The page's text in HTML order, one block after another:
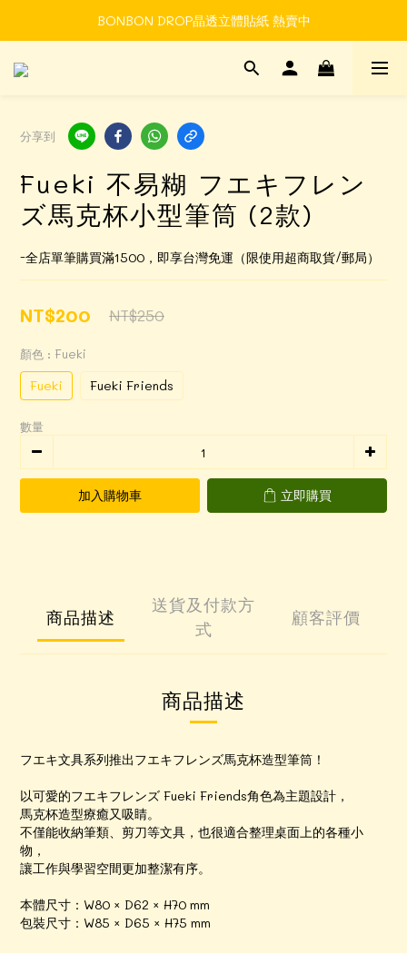
Time to enjoy STATIONERY!
BONBON DROP晶透立體貼紙 熱賣中
分享到
Fueki 不易糊 フエキフレン
ズ馬克杯小型筆筒 (2款)
-全店單筆購買滿1500，即享台灣免運（限使用超商取貨/郵局）
NT$200 NT$250
顏色 : Fueki
Fueki Fueki Friends
數量
加入購物車 立即購買
商品描述
送貨及付款方
式
顧客評價
商品描述
フエキ文具系列推出フエキフレンズ馬克杯造型筆筒！
以可愛的フエキフレンズ Fueki Friends角色為主題設計，
馬克杯造型療癒又吸睛。
不僅能收納筆類、剪刀等文具，也很適合整理桌面上的各種小
物，
讓工作與學習空間更加整潔有序。
本體尺寸：W80 × D62 × H70 mm
包裝尺寸：W85 × D65 × H75 mm